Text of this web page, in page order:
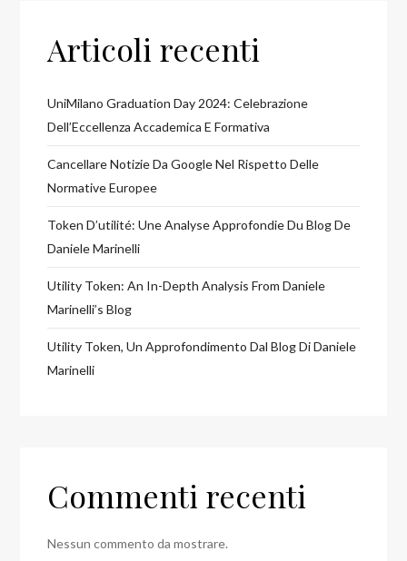
Articoli recenti
UniMilano Graduation Day 2024: Celebrazione
Dell’Eccellenza Accademica E Formativa
Cancellare Notizie Da Google Nel Rispetto Delle
Normative Europee
Token D’utilité: Une Analyse Approfondie Du Blog De
Daniele Marinelli
Utility Token: An In-Depth Analysis From Daniele
Marinelli’s Blog
Utility Token, Un Approfondimento Dal Blog Di Daniele
Marinelli
Commenti recenti
Nessun commento da mostrare.